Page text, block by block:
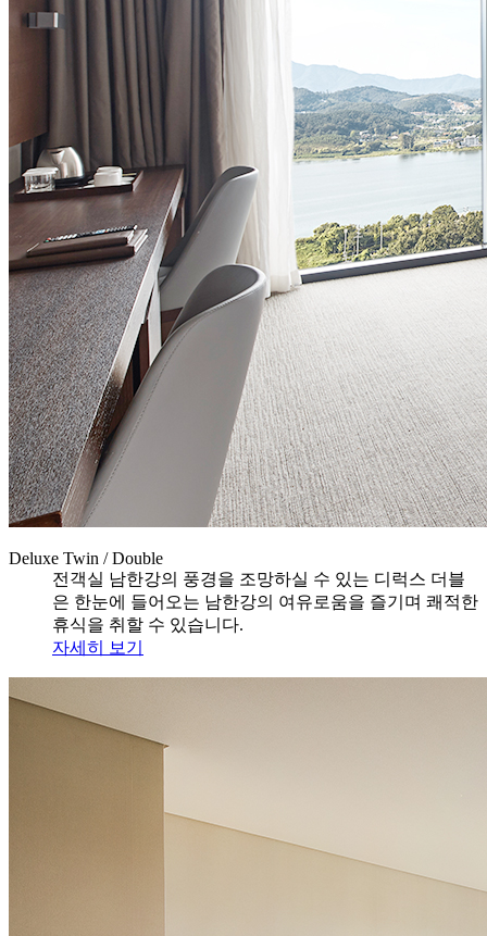
Deluxe Twin / Double
전객실 남한강의 풍경을 조망하실 수 있는 디럭스 더블
은 한눈에 들어오는 남한강의 여유로움을 즐기며 쾌적한
휴식을 취할 수 있습니다.
자세히 보기